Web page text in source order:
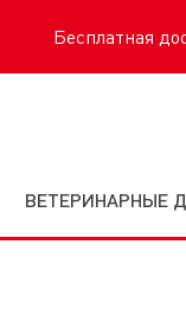
Бесплатная
ВЕТЕРИНАРНЫЕ